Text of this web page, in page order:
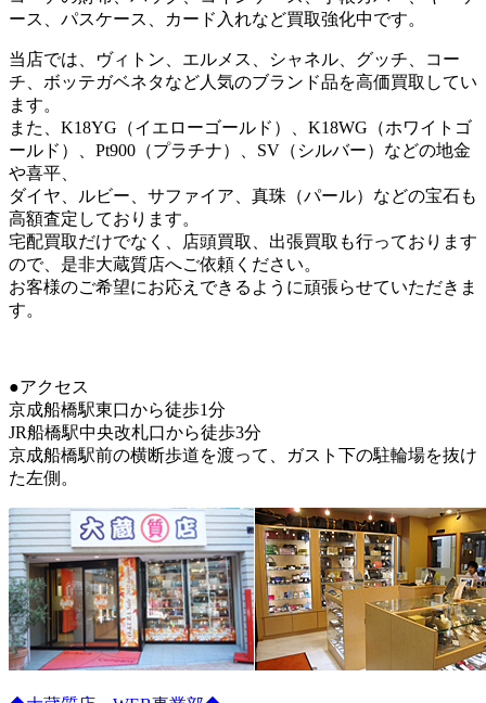
ース、パスケース、カード入れなど買取強化中です。
当店では、ヴィトン、エルメス、シャネル、グッチ、コー
チ、ボッテガベネタなど人気のブランド品を高価買取してい
ます。
また、K18YG（イエローゴールド）、K18WG（ホワイトゴ
ールド）、Pt900（プラチナ）、SV（シルバー）などの地金
や喜平、
ダイヤ、ルビー、サファイア、真珠（パール）などの宝石も
高額査定しております。
宅配買取だけでなく、店頭買取、出張買取も行っております
ので、是非大蔵質店へご依頼ください。
お客様のご希望にお応えできるように頑張らせていただきま
す。
●アクセス
京成船橋駅東口から徒歩1分
JR船橋駅中央改札口から徒歩3分
京成船橋駅前の横断歩道を渡って、ガスト下の駐輪場を抜け
た左側。